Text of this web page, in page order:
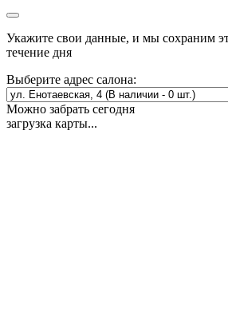
Укажите свои данные, и мы сохраним
течение дня
Выберите адрес салона:
Можно забрать сегодня
загрузка карты...